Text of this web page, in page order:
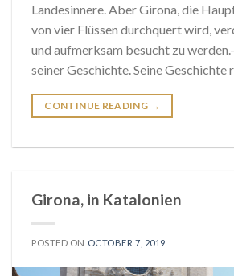
Landesinnere. Aber Girona, die
von vier Flüssen durchquert wird,
und aufmerksam besucht zu
seiner Geschichte. Seine Geschichte
CONTINUE READING →
Girona, in Katalonien
POSTED ON OCTOBER 7, 2019